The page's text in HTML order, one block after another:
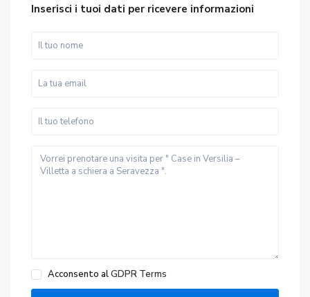
Inserisci i tuoi dati per ricevere informazioni
Acconsento alGDPR Terms